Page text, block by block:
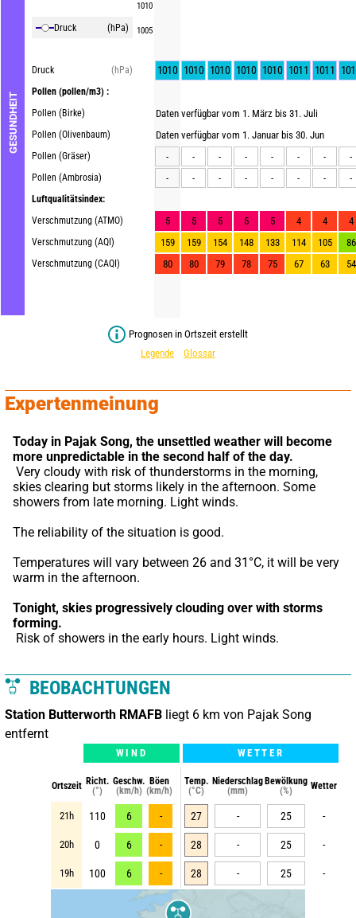
GESUNDHEIT
Druck (hPa)
Druck
(hPa)
Pollen (pollen/m3) :
Pollen (Birke)
Pollen (Olivenbaum)
Pollen (Gräser)
Pollen (Ambrosia)
Luftqualitätsindex:
Verschmutzung (ATMO)
Verschmutzung (AQI)
Verschmutzung (CAQI)
1010
1005
1010 1010 1010 1010 1010 1011 1011
Daten verfügbar vom 1. März bis 31. Juli
Daten verfügbar vom 1. Januar bis 30. Jun
-
- - - - - -
-
-
- - - - - - -
5 5 5 5 5 4 4
4
159
159 154 148 133 114 105
86
80
80 79 78 75 67 63 54
Prognosen in Ortszeit erstellt
Legende
Glossar
Expertenmeinung
Today in Pajak Song, the unsettled weather will become
more unpredictable in the second half of the day.
skies clearing but storms likely in the afternoon. Some
showers from late morning. Light winds.
The reliability of the situation is good.
Temperatures will vary between 26 and 31°C, it will be very
warm in the afternoon.
Tonight, skies progressively clouding over with storms
forming.
Risk of showers in the early hours. Light winds.
BEOBACHTUNGEN
Station Butterworth RMAFB liegt 6 km von Pajak Song
entfernt
WIND WETTER
Ortszeit Richt.
(°)
Geschw.
(km/h)
Böen
(km/h)
Temp.
(°C)
Niederschlag
(mm)
Bewölkung
(%)
Wetter
21h 110 6 - 27 - 25 -
20h 0 6 - 28 - 25 -
19h 100 6 - 28 - 25 -